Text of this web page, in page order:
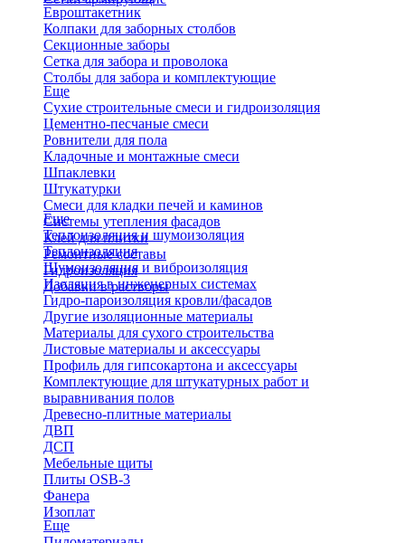
Евроштакетник
Колпаки для заборных столбов
Секционные заборы
Сетка для забора и проволока
Столбы для забора и комплектующие
Еще
Сухие строительные смеси и гидроизоляция
Цементно-песчаные смеси
Ровнители для пола
Кладочные и монтажные смеси
Шпаклевки
Штукатурки
Смеси для кладки печей и каминов
Системы утепления фасадов
Клей для плитки
Ремонтные составы
Гидроизоляция
Добавки в растворы
Еще
Теплоизоляция и шумоизоляция
Теплоизоляция
Шумоизоляция и виброизоляция
Изоляция в инженерных системах
Гидро-пароизоляция кровли/фасадов
Другие изоляционные материалы
Материалы для сухого строительства
Листовые материалы и аксессуары
Профиль для гипсокартона и аксессуары
Комплектующие для штукатурных работ и
выравнивания полов
Древесно-плитные материалы
ДВП
ДСП
Мебельные щиты
Плиты OSB-3
Фанера
Изоплат
Еще